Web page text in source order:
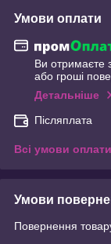
Умови оплати
Ви отримаєте
або гроші
Детальніше
Післяплата
Всі умови оплати
Умови
Повернення